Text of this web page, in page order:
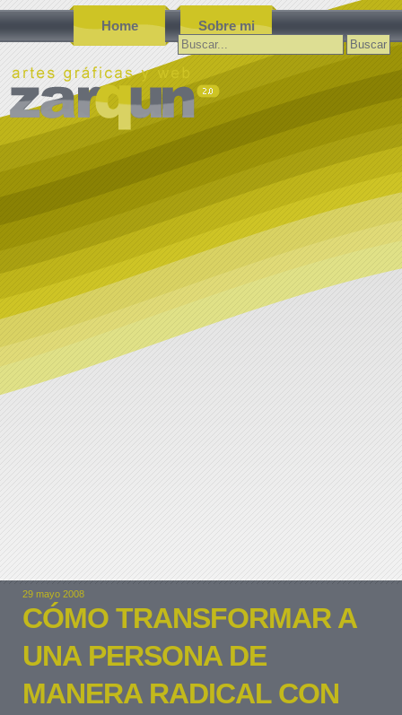
Home Sobre mi
Buscar:
29 mayo 2008
CÓMO TRANSFORMAR A
UNA PERSONA DE
MANERA RADICAL CON